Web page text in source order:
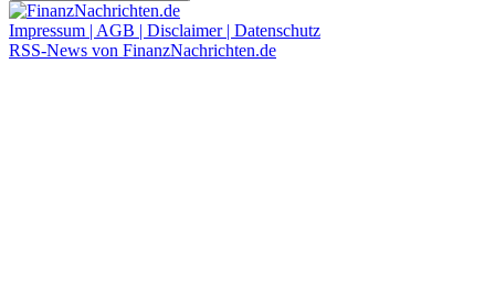
Impressum | AGB | Disclaimer | Datenschutz
RSS-News von FinanzNachrichten.de